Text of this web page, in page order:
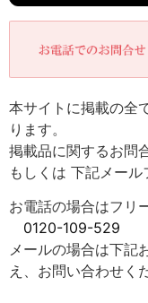
本サイトに掲載の全
ります。
掲載品に関するお問
もしくは 下記メール
お電話の場合はフリ
0120-109-529
メールの場合は下記
え、お問い合わせく